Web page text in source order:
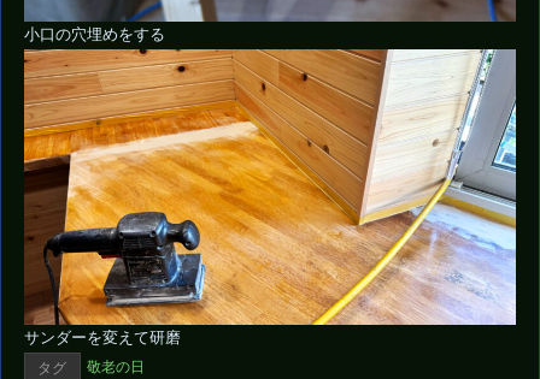
小口の穴埋めをする
サンダーを変えて研磨
タグ
敬老の日